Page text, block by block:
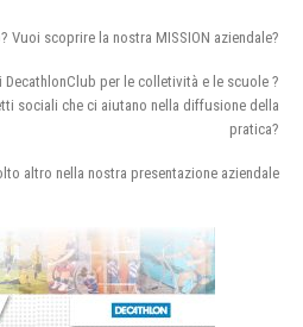
Vuoi scoprire la nostra MISSION aziendale?
per le colletività e le scuole ?
sociali che ci aiutano nella diffusione della
pratica?
altro nella nostra presentazione aziendale